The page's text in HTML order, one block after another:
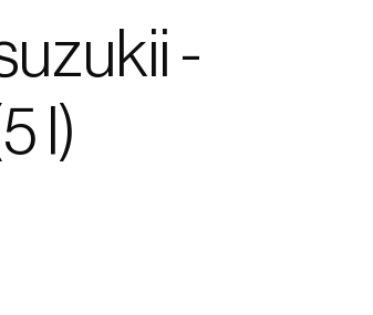
-
l)